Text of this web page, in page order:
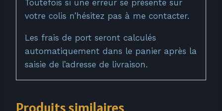
Toutefois si une erreur se présente sur
votre colis n’hésitez pas à me contacter.
Les frais de port seront calculés
automatiquement dans le panier après la
saisie de l’adresse de livraison.